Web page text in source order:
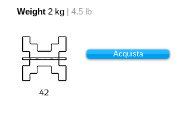
Weight 2 kg | 4.5 lb
Acquista